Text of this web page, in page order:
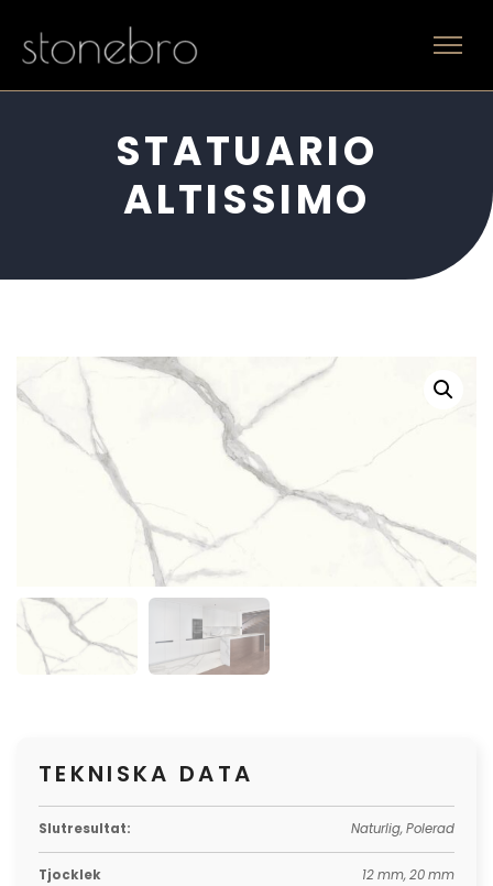
STATUARIO
ALTISSIMO
TEKNISKA DATA
Slutresultat: Naturlig, Polerad
Tjocklek 12 mm, 20 mm